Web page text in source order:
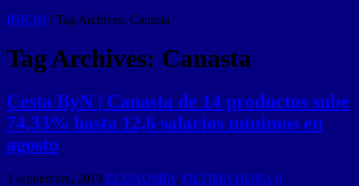
INICIO / Tag Archives: Canasta
Tag Archives: Canasta
Cesta ByN | Canasta de 14 productos sube
74,33% hasta 12,6 salarios mínimos en
agosto
3 septiembre, 2019 ECONOMÍA, ULTIMA HORA 0